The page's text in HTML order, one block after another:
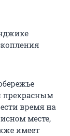
прекрасным
время на
месте,
имеет